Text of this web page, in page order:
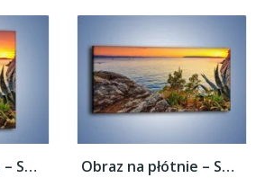
Obraz na płótnie – Spokojna tafla wody –... Obraz na płótnie – Spokojna tafla wody –...